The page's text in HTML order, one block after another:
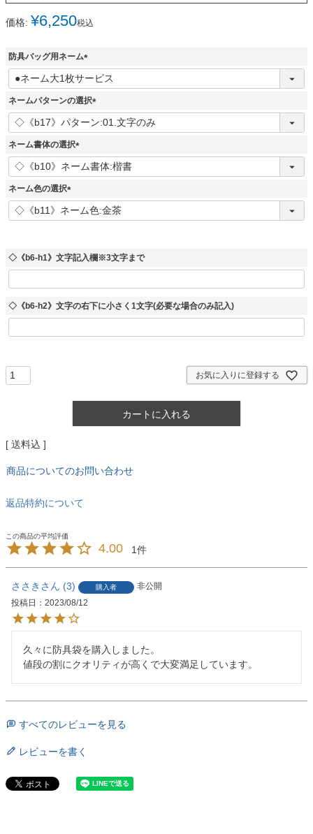
価格: ¥6,250税込
防具バッグ用ネーム
(
須
ネームパターンの選択
(
必
ネーム書体の選択
(
必
ネーム色の選択
(
◇《b6-h1》文字記入欄※3文字まで
◇《b6-h2》文字の右下に小さく1文字(必要な場合のみ記入)
お気に入りに登録する
カートに入れる
送料込
商品についてのお問い合わせ
返品特約について
4.00 1
ささき 3 購入者
非公開
投稿日
2023/08/12
久々に防具袋を購入しました。
値段の割にクオリティが高くで大変満足しています。
すべてのレビューを見る
レビューを書く